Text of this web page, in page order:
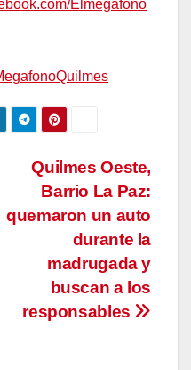
Elmegafono
Quilmes Oeste,
Barrio La Paz:
quemaron un auto
durante la
madrugada y
buscan a los
responsables